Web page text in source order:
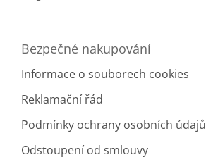
Bezpečné nakupování
Informace o souborech cookies
Reklamační řád
Podmínky ochrany osobních údajů
Odstoupení od smlouvy